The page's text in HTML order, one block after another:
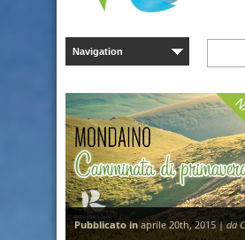
Pubblicato inaprile 20th, 2015 |da